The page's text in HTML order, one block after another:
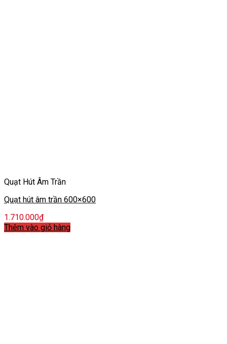
Quạt Hút Âm Trần
Quạt hút âm trần 600×600
1.710.000₫
Thêm vào giỏ hàng